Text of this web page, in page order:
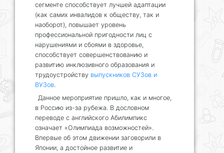
сегменте способствует лучшей адаптации
(как самих инвалидов к обществу, так и
наоборот), повышает уровень
профессиональной пригодности лиц с
нарушениями и сбоями в здоровье,
способствует совершенствованию и
развитию инклюзивного образования и
трудоустройству выпускников СУЗов и
ВУЗов
Данное мероприятие пришло, как и многое,
в Россию из-за рубежа. В дословном
переводе с английского Абилимпикс
означает «Олимпиада возможностей».
Впервые об этом движении заговорили в
Японии, а достойное развитие и